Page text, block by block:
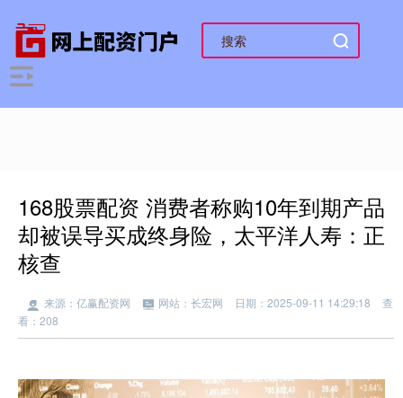
168股票配资 消费者称购10年到期产品
却被误导买成终身险，太平洋人寿：正
核查
来源：亿赢配资网 网站：长宏网 日期：2025-09-11 14:29:18
查
看：208